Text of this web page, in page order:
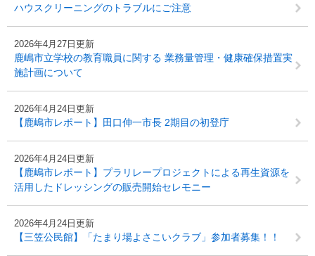
ハウスクリーニングのトラブルにご注意
2026年4月27日更新
鹿嶋市立学校の教育職員に関する 業務量管理・健康確保措置実
施計画について
2026年4月24日更新
【鹿嶋市レポート】田口伸一市長 2期目の初登庁
2026年4月24日更新
【鹿嶋市レポート】プラリレープロジェクトによる再生資源を
活用したドレッシングの販売開始セレモニー
2026年4月24日更新
【三笠公民館】「たまり場よさこいクラブ」参加者募集！！